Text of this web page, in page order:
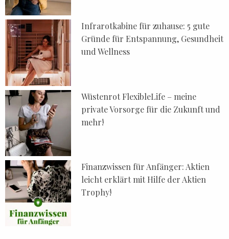
Infrarotkabine für zuhause: 5 gute
Gründe für Entspannung, Gesundheit
und Wellness
Wüstenrot FlexibleLife – meine
private Vorsorge für die Zukunft und
mehr!
Finanzwissen für Anfänger: Aktien
leicht erklärt mit Hilfe der Aktien
Trophy!